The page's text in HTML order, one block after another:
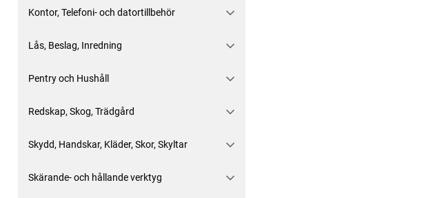
Kontor, Telefoni- och datortillbehör
Lås, Beslag, Inredning
Pentry och Hushåll
Redskap, Skog, Trädgård
Skydd, Handskar, Kläder, Skor, Skyltar
Skärande- och hållande verktyg